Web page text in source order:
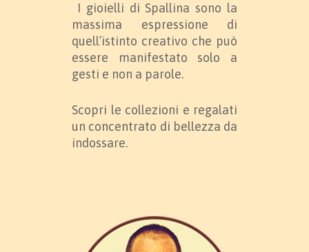
I gioielli di Spallina sono la
massima espressione di
quell’istinto creativo che può
essere manifestato solo a
gesti e non a parole.
Scopri le collezioni e regalati
un concentrato di bellezza da
indossare.